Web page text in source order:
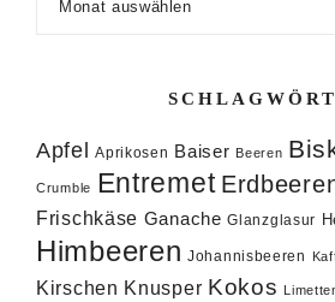
Apfel Aprikosen Baiser Beeren
Crumble Entremet
Frischkäse Ganache Glanzglasur
Himbeeren Johannisbeeren
Kirschen Knusper Kokos